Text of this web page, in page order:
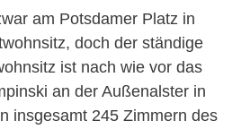
am Potsdamer Platz in
doch der ständige
ist nach wie vor das
an der Außenalster in
insgesamt 245 Zimmern des